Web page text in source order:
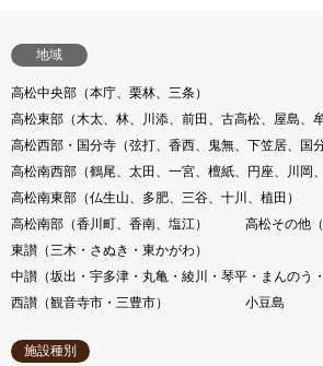
地域
高松中央部（本庁、栗林、三条）
高松東部（木太、林、川添、前田、古高松、屋島、
高松西部・国分寺（弦打、香西、鬼無、下笠居、国分
高松南西部（鶴尾、太田、一宮、檀紙、円座、川岡
高松南東部（仏生山、多肥、三谷、十川、植田）
高松南部（香川町、香南、塩江）
高松その他
東讃（三木・さぬき・東かがわ）
中讃（坂出・宇多津・丸亀・綾川・琴平・まんのう
西讃（観音寺市・三豊市）
小豆島
施設種別